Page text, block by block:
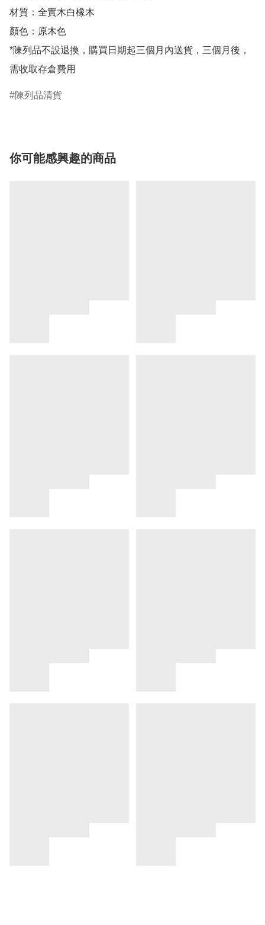
材質：全實木白橡木
顏色：原木色
*陳列品不設退換，購買日期起三個月內送貨，三個月後，
陳列品清貨
你可能感興趣的商品